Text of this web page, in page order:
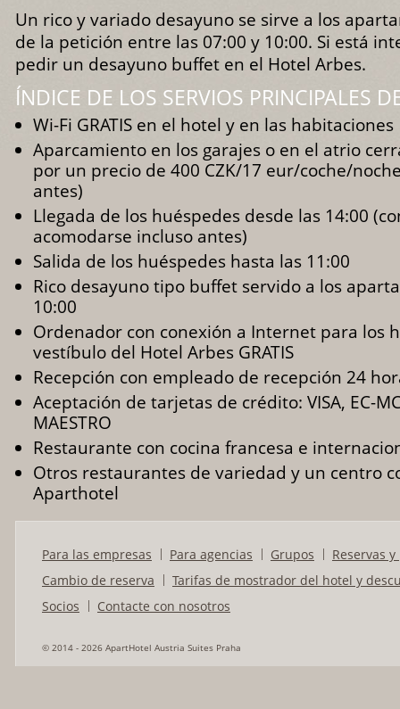
Un rico y variado desayuno se sirve a los
de la petición entre las 07:00 y 10:00. Si está
pedir un desayuno buffet en el Hotel Arbes.
ÍNDICE DE LOS SERVIOS PRINCIPALES
Wi-Fi GRATIS en el hotel y en las habitaciones
Aparcamiento en los garajes o en el atrio
por un precio de 400 CZK/17 eur/coche/
antes)
Llegada de los huéspedes desde las 14:00
acomodarse incluso antes)
Salida de los huéspedes hasta las 11:00
Rico desayuno tipo buffet servido a los
10:00
Ordenador con conexión a Internet para los
vestíbulo del Hotel Arbes GRATIS
Recepción con empleado de recepción 24
Aceptación de tarjetas de crédito: VISA, EC-
MAESTRO
Restaurante con cocina francesa e
Otros restaurantes de variedad y un centro
Aparthotel
Para las empresas Para agencias Grupos
Reservas
Cambio de reserva
Tarifas de mostrador del hotel y
Socios
Contacte con nosotros
© 2014 - 2026 ApartHotel Austria Suites Praha